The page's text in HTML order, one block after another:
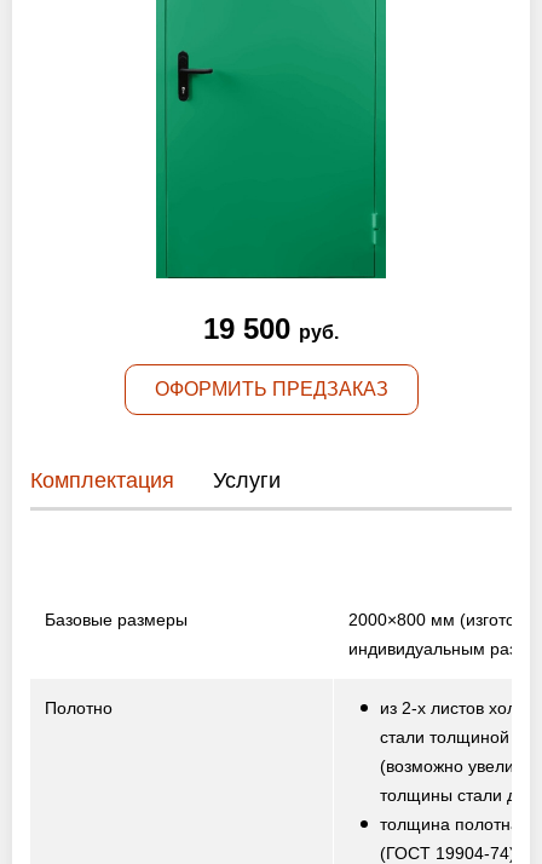
Закажите звонок
Москва и вся область!
Работаем без выходных!
19 500 руб.
ОФОРМИТЬ ПРЕДЗАКАЗ
Комплектация Услуги
Базовые размеры 2000×800 мм
индивидуальным
Полотно
из 2-х листов
стали толщиной
(возможно
толщины стали до
толщина полотна
(ГОСТ 19904-74)